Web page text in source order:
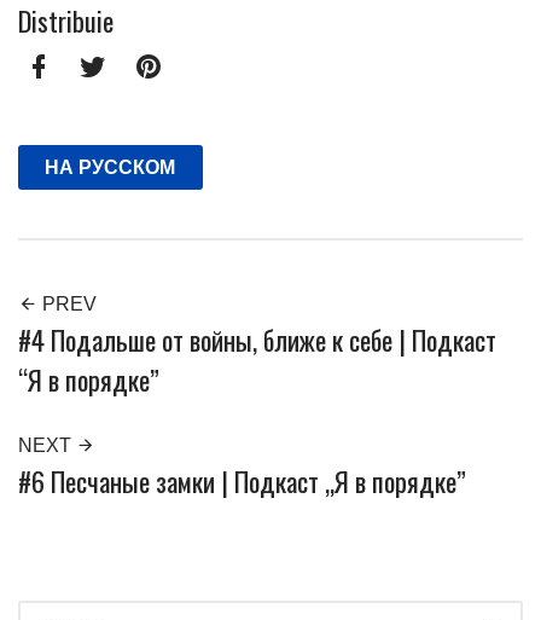
НА РУССКОМ
PREV
#4 Подальше от войны, ближе к себе | Подкаст
“Я в порядке”
NEXT
#6 Песчаные замки | Подкаст „Я в порядке”